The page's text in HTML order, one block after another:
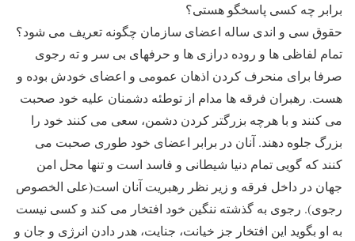
برابر چه کسی پاسخگو هستی؟
حقوق سی و اندی ساله اعضای سازمان چگونه تعریف می شود؟
تمام لفاظی ها و روده درازی ها و حرفهای بی سر و ته رجوی
صرفا برای منحرف کردن اذهان عمومی و اعضای خودش بوده و
هست. رهبران فرقه ها مدام از توطئه دشمنان علیه خود صحبت
می کنند و با هرچه بزرگتر کردن دشمن، سعی می کنند خود را
بزرگ جلوه دهند. آنان در برابر اعضای خود طوری صحبت می
کنند که گویی تمام دنیا شیطانی و فاسد است و تنها محل امن
جهان در داخل فرقه و زیر نظر رهبریت آنان است(علی الخصوص
رجوی). رجوی به گذشته ننگین خود افتخار می کند و کسی نیست
به او بگوید این افتخار جز خیانت، جنایت، هدر دادن انرژی و جان و